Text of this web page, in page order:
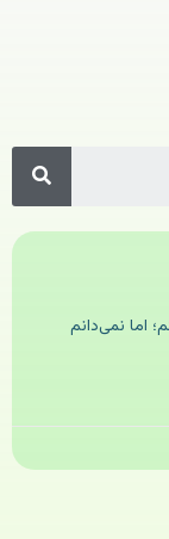
اما نمی‌دانم